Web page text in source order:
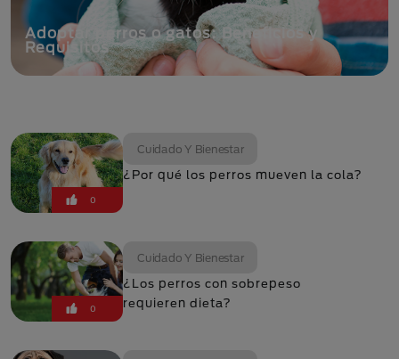
Adoptar perros o gatos: Beneficios y
Requisitos
0
Cuidado Y Bienestar
¿Por qué los perros mueven la cola?
0
Cuidado Y Bienestar
¿Los perros con sobrepeso
requieren dieta?